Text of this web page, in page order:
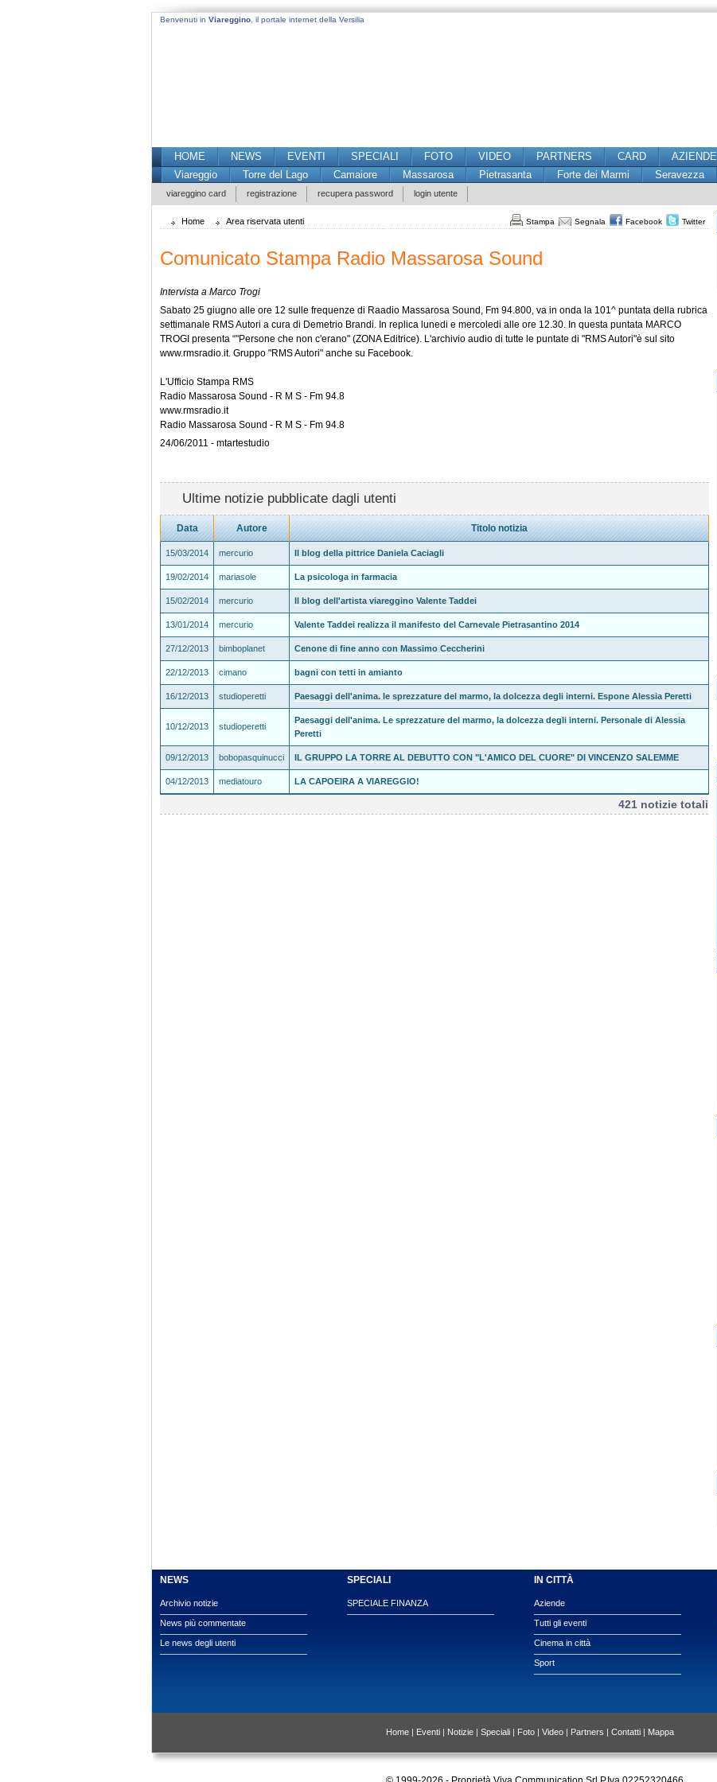
Benvenuti in Viareggino , il portale internet della Versilia
HOME NEWS EVENTI SPECIALI FOTO VIDEO PARTNERS CARD AZIENDE
Viareggio
Torre del Lago Camaiore Massarosa Pietrasanta Forte dei Marmi Seravezza
viareggino card registrazione recupera password login utente
Home Area riservata utenti Stampa Segnala Facebook Twitter
Comunicato Stampa Radio Massarosa Sound
Intervista a Marco Trogi
Sabato 25 giugno alle ore 12 sulle frequenze di Raadio Massarosa Sound, Fm 94.800, va in onda la 101^ puntata della rubrica
settimanale RMS Autori a cura di Demetrio Brandi. In replica lunedi e mercoledi alle ore 12.30. In questa puntata MARCO
TROGI presenta “"Persone che non c'erano" (ZONA Editrice). L'archivio audio di tutte le puntate di "RMS Autori"è sul sito
www.rmsradio.it. Gruppo "RMS Autori" anche su Facebook.
L'Ufficio Stampa RMS
Radio Massarosa Sound - R M S - Fm 94.8
www.rmsradio.it
Radio Massarosa Sound - R M S - Fm 94.8
24/06/2011 - mtartestudio
Ultime notizie pubblicate dagli utenti
Data Autore Titolo notizia
421 notizie totali
15/03/2014 mercurio Il blog della pittrice Daniela Caciagli
19/02/2014 mariasole La psicologa in farmacia
15/02/2014 mercurio Il blog dell'artista viareggino Valente Taddei
13/01/2014 mercurio Valente Taddei realizza il manifesto del Carnevale Pietrasantino 2014
27/12/2013 bimboplanet Cenone di fine anno con Massimo Ceccherini
22/12/2013 cimano bagni con tetti in amianto
16/12/2013 studioperetti Paesaggi dell'anima. le sprezzature del marmo, la dolcezza degli interni. Espone Alessia Peretti
10/12/2013 studioperetti
Paesaggi dell'anima. Le sprezzature del marmo, la dolcezza degli interni. Personale di Alessia
Peretti
09/12/2013 bobopasquinucci IL GRUPPO LA TORRE AL DEBUTTO CON "L'AMICO DEL CUORE" DI VINCENZO SALEMME
04/12/2013 mediatouro LA CAPOEIRA A VIAREGGIO!
NEWS
Archivio notizie
News più commentate
Le news degli utenti
SPECIALI
SPECIALE FINANZA
IN CITTÀ
Aziende
Tutti gli eventi
Cinema in città
Sport
Home | Eventi | Notizie | Speciali | Foto | Video | Partners | Contatti | Mappa